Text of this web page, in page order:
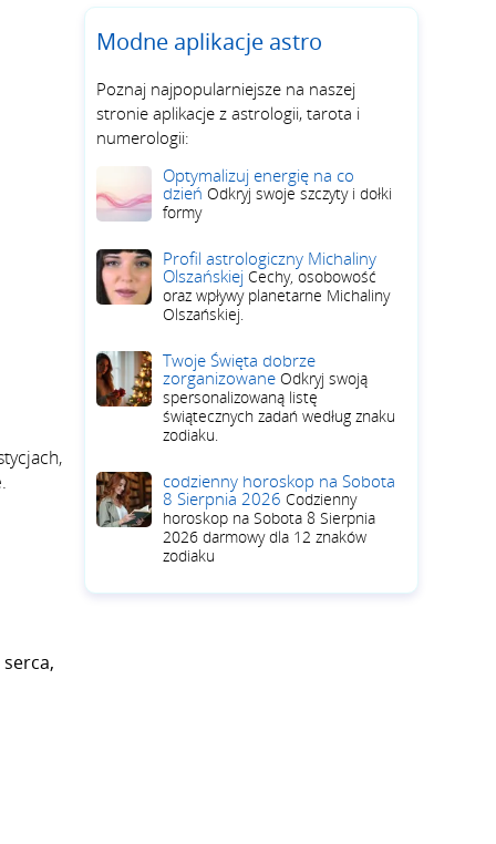
Modne aplikacje astro
Poznaj najpopularniejsze na naszej
stronie aplikacje z astrologii, tarota i
numerologii:
Optymalizuj energię na co
dzień Odkryj swoje szczyty i dołki
formy
Profil astrologiczny Michaliny
Olszańskiej Cechy, osobowość
oraz wpływy planetarne Michaliny
Olszańskiej.
Twoje Święta dobrze
zorganizowane Odkryj swoją
spersonalizowaną listę
świątecznych zadań według znaku
zodiaku.
codzienny horoskop na Sobota
8 Sierpnia 2026 Codzienny
horoskop na Sobota 8 Sierpnia
2026 darmowy dla 12 znaków
zodiaku